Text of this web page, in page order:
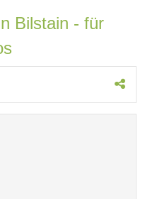
Bilstain - für